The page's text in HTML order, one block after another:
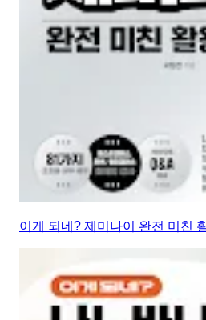
이게 되네? 제미나이 완전 미친